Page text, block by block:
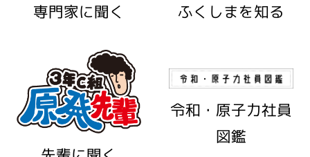
専門家に聞く ふくしまを知る
令和・原子力社員
図鑑